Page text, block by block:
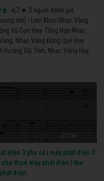
4,7 ★ 3 người đánh giá
- Liên Khúc Nhạc Vàng
Vũ Cực Hay. Tổng Hợp Nhạc
Nhạc Vàng Đồng Quê Hay
Hương Trữ Tình, Nhạc Vàng Hay.
22:06
điện 3 pha cũ
máy phát điện 3
cho thuê máy phát điện
thu
điện